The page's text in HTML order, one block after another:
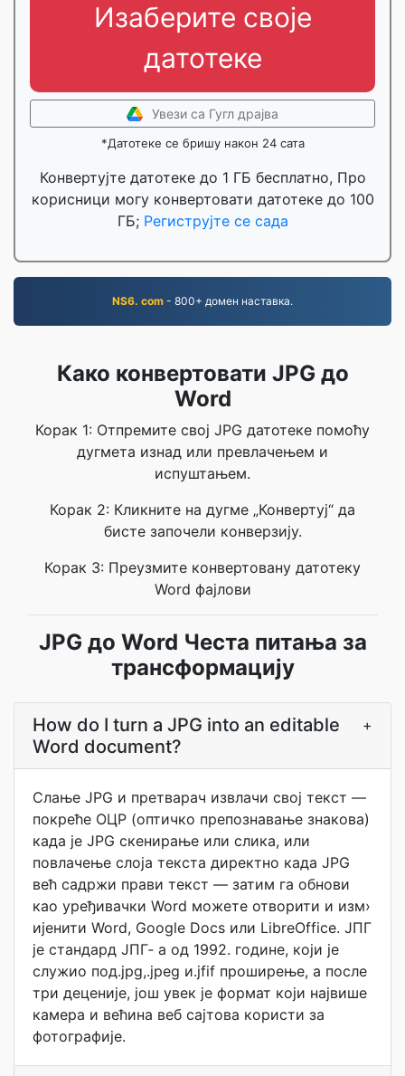
Изаберите своје
датотеке
Увези са Гугл драјва
*Датотеке се бришу након 24 сата
Конвертујте датотеке до 1 ГБ бесплатно, Про
корисници могу конвертовати датотеке до 100
ГБ; Региструјте се сада
NS6. com - 800+ домен наставка.
Како конвертовати JPG до
Word
Корак 1: Отпремите свој JPG датотеке помоћу
дугмета изнад или превлачењем и
испуштањем.
Корак 2: Кликните на дугме „Конвертуј“ да
бисте започели конверзију.
Корак 3: Преузмите конвертовану датотеку
Word фајлови
JPG до Word Честа питања за
трансформацију
How do I turn a JPG into an editable
Word document?
+
Слање JPG и претварач извлачи свој текст —
покреће ОЦР (оптичко препознавање знакова)
када је JPG скенирање или слика, или
повлачење слоја текста директно када JPG
већ садржи прави текст — затим га обнови
као уређивачки Word можете отворити и изм›
ијенити Word, Google Docs или LibreOffice. ЈПГ
је стандард ЈПГ‐ а од 1992. године, који је
служио под.jpg,.jpeg и.jfif проширење, а после
три деценије, још увек је формат који највише
камера и већина веб сајтова користи за
фотографије.